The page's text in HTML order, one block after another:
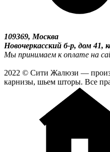
109369, Москва
Новочеркасский б-р, дом 41,
Мы принимаем к оплате на
2022 © Сити Жалюзи —
карнизы, шьем шторы. Все